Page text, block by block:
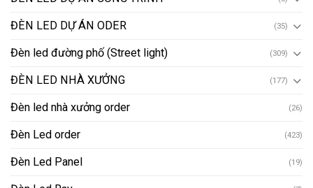
ĐÈN LED DỰ ÁN ODER (35)
Đèn led đường phố (Street light) (309)
ĐÈN LED NHÀ XƯỞNG (177)
Đèn led nhà xưởng order (26)
Đèn Led order (423)
Đèn Led Panel (19)